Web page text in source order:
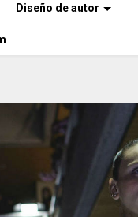
Diseño de autor